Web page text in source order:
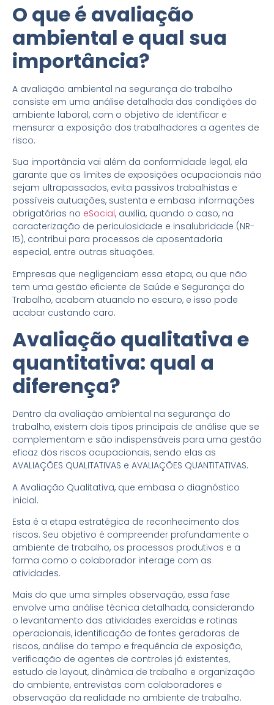
O que é avaliação
ambiental e qual sua
importância?
A avaliação ambiental na segurança do trabalho
consiste em uma análise detalhada das condições do
ambiente laboral, com o objetivo de identificar e
mensurar a exposição dos trabalhadores a agentes de
risco.
Sua importância vai além da conformidade legal, ela
garante que os limites de exposições ocupacionais não
sejam ultrapassados, evita passivos trabalhistas e
possíveis autuações, sustenta e embasa informações
obrigatórias no eSocial, auxilia, quando o caso, na
caracterização de periculosidade e insalubridade (NR-
15), contribui para processos de aposentadoria
especial, entre outras situações.
Empresas que negligenciam essa etapa, ou que não
tem uma gestão eficiente de Saúde e Segurança do
Trabalho, acabam atuando no escuro, e isso pode
acabar custando caro.
Avaliação qualitativa e
quantitativa: qual a
diferença?
Dentro da avaliação ambiental na segurança do
trabalho, existem dois tipos principais de análise que se
complementam e são indispensáveis para uma gestão
eficaz dos riscos ocupacionais, sendo elas as
AVALIAÇÕES QUALITATIVAS e AVALIAÇÕES QUANTITATIVAS.
A Avaliação Qualitativa, que embasa o diagnóstico
inicial.
Esta é a etapa estratégica de reconhecimento dos
riscos. Seu objetivo é compreender profundamente o
ambiente de trabalho, os processos produtivos e a
forma como o colaborador interage com as
atividades.
Mais do que uma simples observação, essa fase
envolve uma análise técnica detalhada, considerando
o levantamento das atividades exercidas e rotinas
operacionais, identificação de fontes geradoras de
riscos, análise do tempo e frequência de exposição,
verificação de agentes de controles já existentes,
estudo de layout, dinâmica de trabalho e organização
do ambiente, entrevistas com colaboradores e
observação da realidade no ambiente de trabalho.